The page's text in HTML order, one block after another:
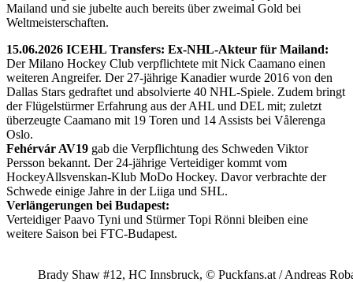
Mailand und sie jubelte auch bereits über zweimal Gold bei
Weltmeisterschaften.
15.06.2026 ICEHL Transfers: Ex-NHL-Akteur für Mailand:
Der Milano Hockey Club verpflichtete mit Nick Caamano einen
weiteren Angreifer. Der 27-jährige Kanadier wurde 2016 von den
Dallas Stars gedraftet und absolvierte 40 NHL-Spiele. Zudem bringt
der Flügelstürmer Erfahrung aus der AHL und DEL mit; zuletzt
überzeugte Caamano mit 19 Toren und 14 Assists bei Vålerenga
Oslo.
Fehérvár AV19 gab die Verpflichtung des Schweden Viktor
Persson bekannt. Der 24-jährige Verteidiger kommt vom
HockeyAllsvenskan-Klub MoDo Hockey. Davor verbrachte der
Schwede einige Jahre in der Liiga und SHL.
Verlängerungen bei Budapest:
Verteidiger Paavo Tyni und Stürmer Topi Rönni bleiben eine
weitere Saison bei FTC-Budapest.
Brady Shaw #12, HC Innsbruck, © Puckfans.at / Andreas